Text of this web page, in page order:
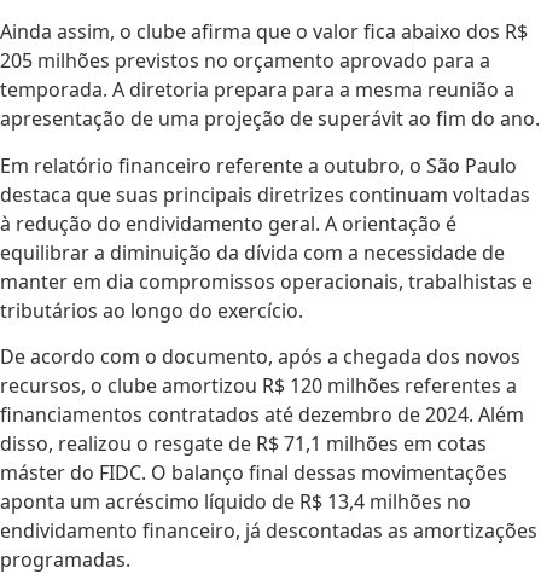
Ainda assim, o clube afirma que o valor fica abaixo dos R$
205 milhões previstos no orçamento aprovado para a
temporada. A diretoria prepara para a mesma reunião a
apresentação de uma projeção de superávit ao fim do ano.
Em relatório financeiro referente a outubro, o São Paulo
destaca que suas principais diretrizes continuam voltadas
à redução do endividamento geral. A orientação é
equilibrar a diminuição da dívida com a necessidade de
manter em dia compromissos operacionais, trabalhistas e
tributários ao longo do exercício.
De acordo com o documento, após a chegada dos novos
recursos, o clube amortizou R$ 120 milhões referentes a
financiamentos contratados até dezembro de 2024. Além
disso, realizou o resgate de R$ 71,1 milhões em cotas
máster do FIDC. O balanço final dessas movimentações
aponta um acréscimo líquido de R$ 13,4 milhões no
endividamento financeiro, já descontadas as amortizações
programadas.